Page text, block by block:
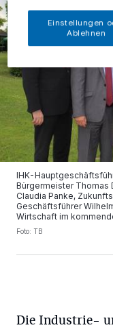
IHK-
Bürgermeister Thomas
Claudia Panke,
Geschäftsführer
Wirtschaft im
Foto: TB
Die Industrie-
Einstellungen
Ablehnen